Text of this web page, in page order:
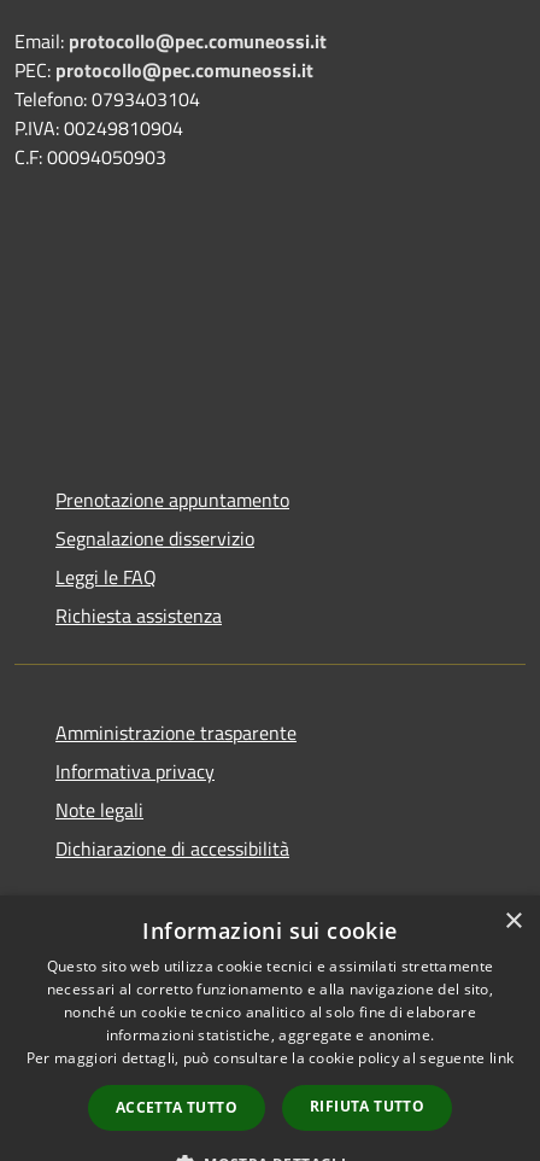
Email: protocollo@pec.comuneossi.it
PEC: protocollo@pec.comuneossi.it
Telefono: 0793403104
P.IVA: 00249810904
C.F: 00094050903
Prenotazione appuntamento
Segnalazione disservizio
Leggi le FAQ
Richiesta assistenza
Amministrazione trasparente
Informativa privacy
Note legali
Dichiarazione di accessibilità
RSS
Accessibilità
Copyright © 2026 • Comune di
Municipium•
Accesso
redazione
×
Informazioni sui cookie
Questo sito web utilizza cookie tecnici e assimilati strettamente
necessari al corretto funzionamento e alla navigazione del sito,
nonché un cookie tecnico analitico al solo fine di elaborare
informazioni statistiche, aggregate e anonime.
Per maggiori dettagli, può consultare la cookie policy al seguente link
ACCETTA TUTTO RIFIUTA TUTTO